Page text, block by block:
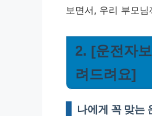
보면서, 우리 부모
2. [운전자
려드려요]
나에게 꼭 맞는